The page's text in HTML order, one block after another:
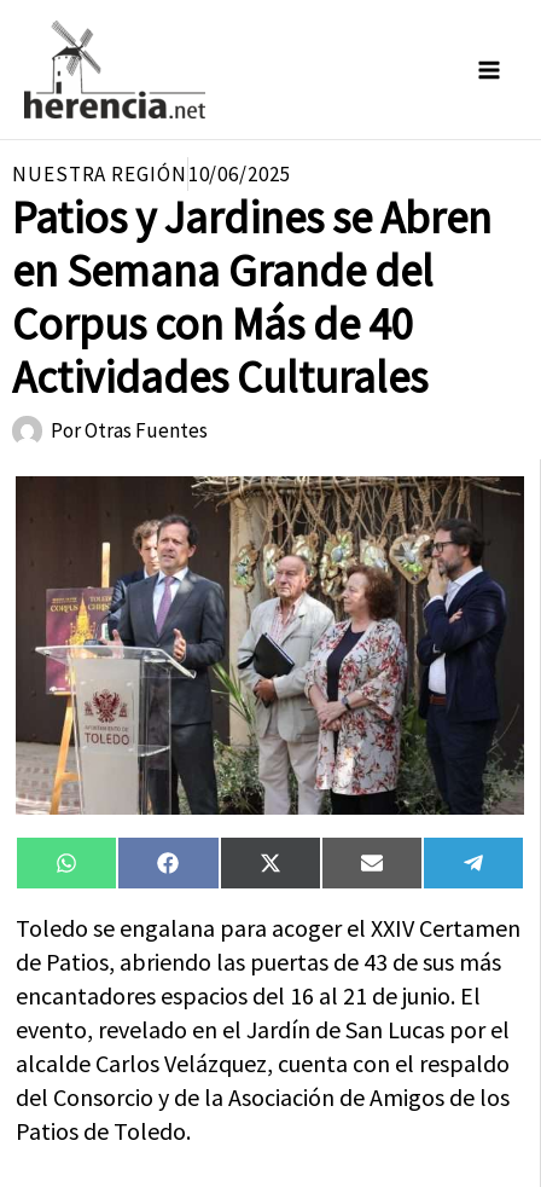
contenido
NUESTRA REGIÓN10/06/2025
Patios y Jardines se Abren
en Semana Grande del
Corpus con Más de 40
Actividades Culturales
PorOtras Fuentes
Compartir
en
WhatsAppCompartir
en
FacebookCompartir
en
X
(Twitter)
Compartir
en
Email
en
Toledo se engalana para acoger el XXIV Certamen
de Patios, abriendo las puertas de 43 de sus más
encantadores espacios del 16 al 21 de junio. El
evento, revelado en el Jardín de San Lucas por el
alcalde Carlos Velázquez, cuenta con el respaldo
del Consorcio y de la Asociación de Amigos de los
Patios de Toledo.